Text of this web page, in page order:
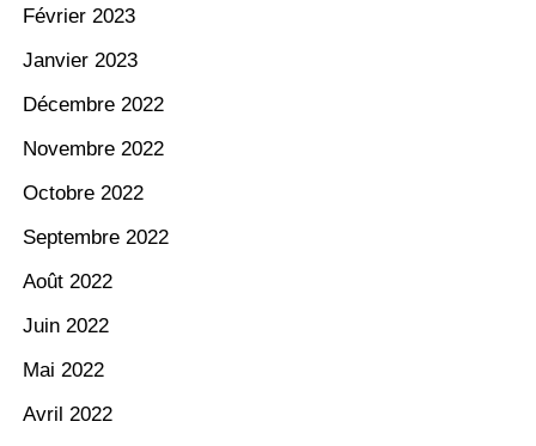
Février 2023
Janvier 2023
Décembre 2022
Novembre 2022
Octobre 2022
Septembre 2022
Août 2022
Juin 2022
Mai 2022
Avril 2022